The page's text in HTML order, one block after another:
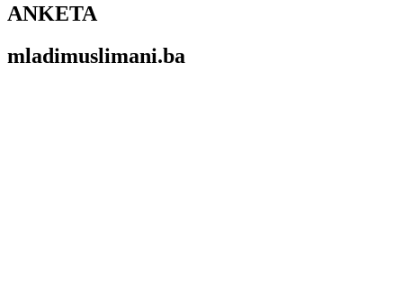
ANKETA
mladimuslimani.ba